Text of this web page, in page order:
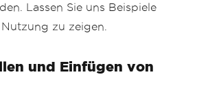
Lassen Sie uns Beispiele
zu zeigen.
und Einfügen von